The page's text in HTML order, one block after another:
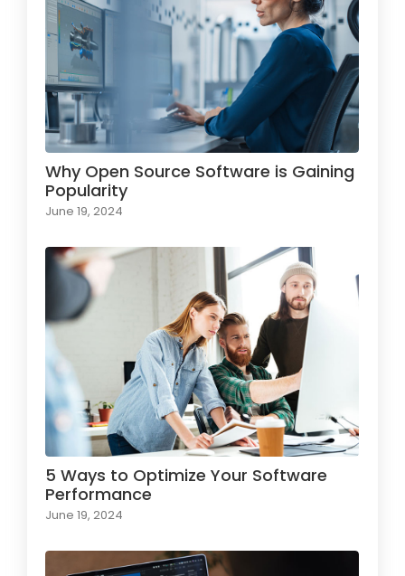
Why Open Source Software is Gaining
Popularity
June 19, 2024
5 Ways to Optimize Your Software
Performance
June 19, 2024